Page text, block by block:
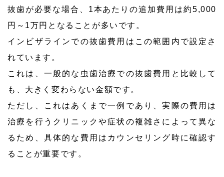
抜歯が必要な場合、1本あたりの追加費用は約5,000
円～1万円となることが多いです。
インビザラインでの抜歯費用はこの範囲内で設定さ
れています。
これは、一般的な虫歯治療での抜歯費用と比較して
も、大きく変わらない金額です。
ただし、これはあくまで一例であり、実際の費用は
治療を行うクリニックや症状の複雑さによって異な
るため、具体的な費用はカウンセリング時に確認す
ることが重要です。